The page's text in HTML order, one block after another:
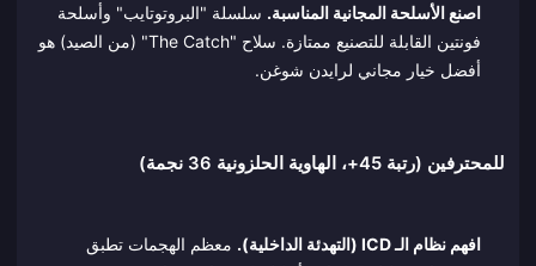
اصنع الأسلحة المجانية المناسبة. سلسلة "البروتوتايب" وأسلحة
فونتين القابلة للتصنيع ممتازة. سلاح "The Catch" (من الصيد) هو
أفضل خيار مجاني لرايدن شوغن.
للمحترفين (رتبة 45+، الهاوية الحلزونية 36 نجمة)
افهم نظام الـ ICD (التهدئة الداخلية).
معظم الهجمات تطبق